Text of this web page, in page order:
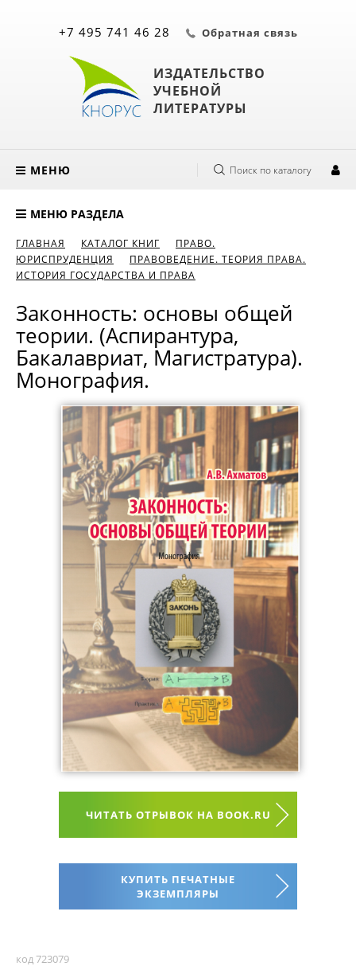
ИЗДАТЕЛЬСТВО
УЧЕБНОЙ
ЛИТЕРАТУРЫ
+7 495 741 46 28 Обратная связь
МЕНЮ Поиск по каталогу
МЕНЮ РАЗДЕЛА
ГЛАВНАЯ КАТАЛОГ КНИГ
ПРАВО.
ЮРИСПРУДЕНЦИЯ
ПРАВОВЕДЕНИЕ. ТЕОРИЯ ПРАВА.
ИСТОРИЯ ГОСУДАРСТВА И ПРАВА
Законность: основы общей
теории. (Аспирантура,
Бакалавриат, Магистратура).
Монография.
ЧИТАТЬ ОТРЫВОК НА BOOK.RU
КУПИТЬ ПЕЧАТНЫЕ
ЭКЗЕМПЛЯРЫ
код 723079